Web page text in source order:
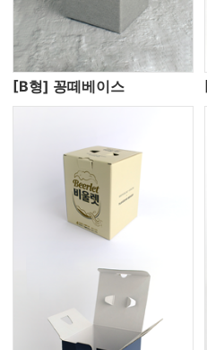
[B형] 꽁떼베이스